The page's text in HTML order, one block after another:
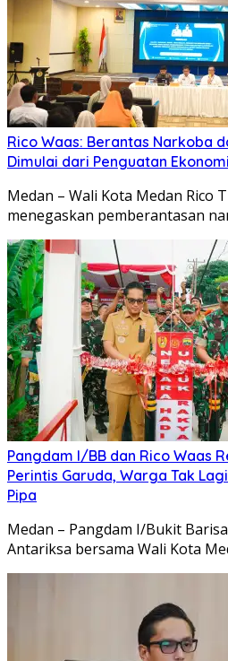
Rico Waas: Berantas Narkoba
Dimulai dari Penguatan
Medan – Wali Kota Medan Rico
menegaskan pemberantasan
Pangdam I/BB dan Rico Waas
Perintis Garuda, Warga Tak
Pipa
Medan – Pangdam I/Bukit
Antariksa bersama Wali Kota